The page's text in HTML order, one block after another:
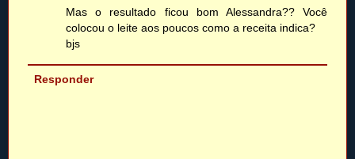
Mas o resultado ficou bom Alessandra?? Você
colocou o leite aos poucos como a receita indica?
bjs
Responder